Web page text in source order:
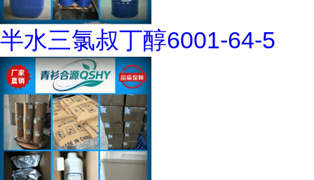
半水三氯叔丁醇6001-64-5